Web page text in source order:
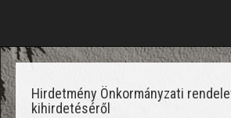
Hirdetmény Önkormányzati
kihirdetéséről